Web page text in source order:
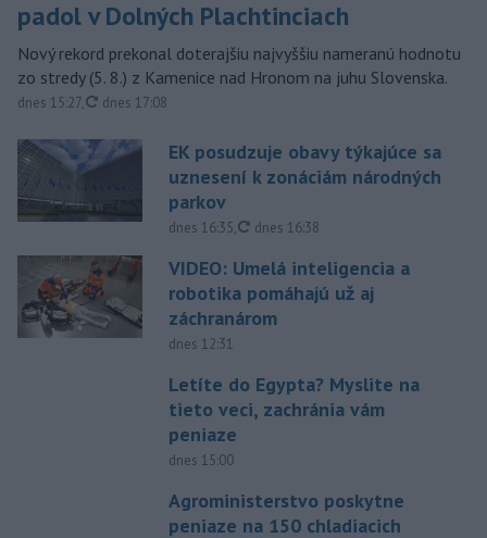
padol v Dolných Plachtinciach
Nový rekord prekonal doterajšiu najvyššiu nameranú hodnotu
zo stredy (5. 8.) z Kamenice nad Hronom na juhu Slovenska.
dnes 15:27, aktualizované
dnes 17:08
EK posudzuje obavy týkajúce sa
uznesení k zonáciám národných
parkov
dnes 16:35, aktualizované
dnes 16:38
VIDEO: Umelá inteligencia a
robotika pomáhajú už aj
záchranárom
dnes 12:31
Letíte do Egypta? Myslite na
tieto veci, zachránia vám
peniaze
dnes 15:00
Agroministerstvo poskytne
peniaze na 150 chladiacich